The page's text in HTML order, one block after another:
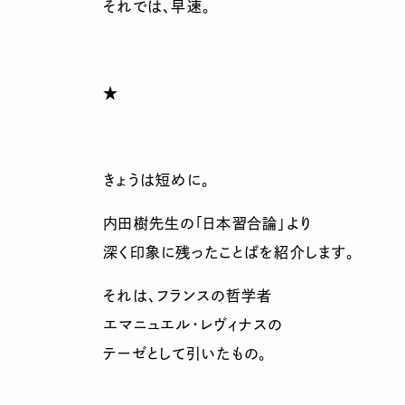
それでは、早速。
★
きょうは短めに。
内田樹先生の「日本習合論」より
深く印象に残ったことばを紹介します。
それは、フランスの哲学者
エマニュエル・レヴィナスの
テーゼとして引いたもの。